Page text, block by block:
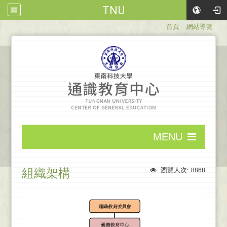
TNU
首頁 網站導覽
MENU
瀏覽人次: 8868
組織架構